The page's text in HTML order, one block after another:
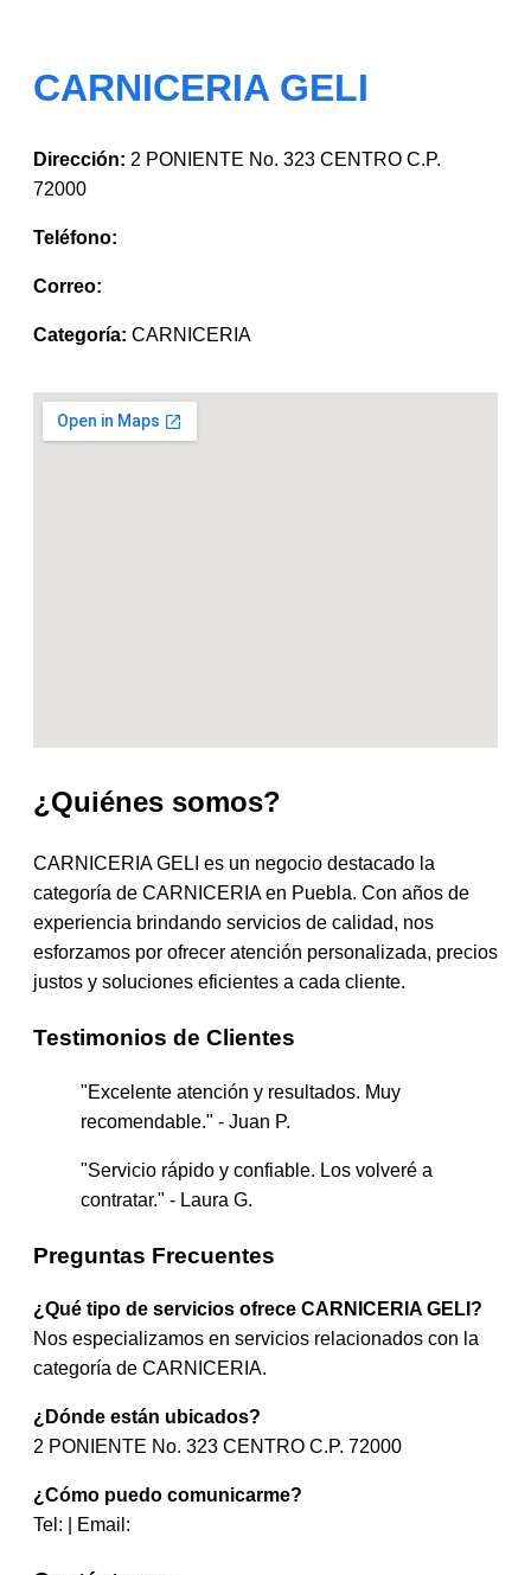
CARNICERIA GELI
Dirección: 2 PONIENTE No. 323 CENTRO C.P.
72000
Teléfono:
Correo:
Categoría: CARNICERIA
¿Quiénes somos?
CARNICERIA GELI es un negocio destacado la
categoría de CARNICERIA en Puebla. Con años de
experiencia brindando servicios de calidad, nos
esforzamos por ofrecer atención personalizada, precios
justos y soluciones eficientes a cada cliente.
Testimonios de Clientes
"Excelente atención y resultados. Muy
recomendable." - Juan P.
"Servicio rápido y confiable. Los volveré a
contratar." - Laura G.
Preguntas Frecuentes
¿Qué tipo de servicios ofrece CARNICERIA GELI?
Nos especializamos en servicios relacionados con la
categoría de CARNICERIA.
¿Dónde están ubicados?
2 PONIENTE No. 323 CENTRO C.P. 72000
¿Cómo puedo comunicarme?
Tel: | Email: